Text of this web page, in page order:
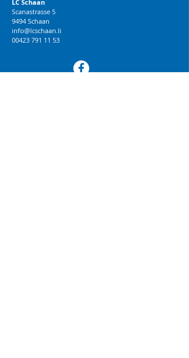
LC Schaan
Scanastrasse 5
9494 Schaan
info@lcschaan.li
00423 791 11 53